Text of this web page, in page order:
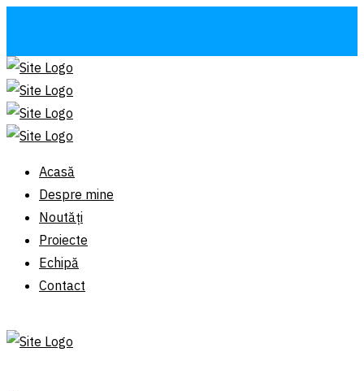
Acasă
Despre mine
Noutăți
Proiecte
Echipă
Contact